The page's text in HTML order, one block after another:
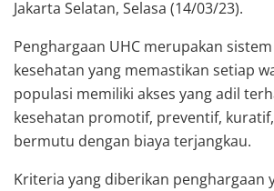
Jakarta Selatan, Selasa (14/03/23).
Penghargaan UHC merupakan
kesehatan yang memastikan setiap
populasi memiliki akses yang adil
kesehatan promotif, preventif,
bermutu dengan biaya terjangkau.
Kriteria yang diberikan penghargaan